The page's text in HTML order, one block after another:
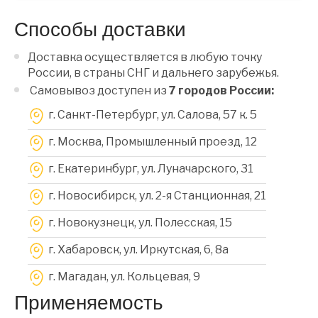
Способы доставки
Доставка осуществляется в любую точку
России, в страны СНГ и дальнего зарубежья.
Самовывоз доступен из 7 городов России:
г. Санкт-Петербург, ул. Салова, 57 к. 5
г. Москва, Промышленный проезд, 12
г. Екатеринбург, ул. Луначарского, 31
г. Новосибирск, ул. 2-я Станционная, 21
г. Новокузнецк, ул. Полесская, 15
г. Хабаровск, ул. Иркутская, 6, 8a
г. Магадан, ул. Кольцевая, 9
Применяемость